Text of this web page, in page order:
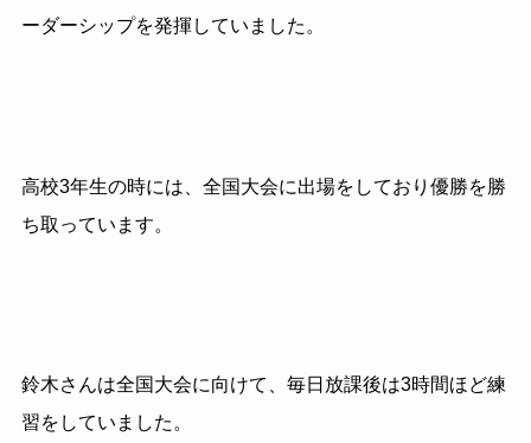
ーダーシップを発揮していました。
高校3年生の時には、全国大会に出場をしており優勝を勝
ち取っています。
鈴木さんは全国大会に向けて、毎日放課後は3時間ほど練
習をしていました。